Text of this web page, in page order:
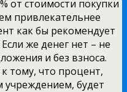
от стоимости покупки
привлекательнее
как бы рекомендует
же денег нет – не
и без взноса.
тому, что процент,
будет